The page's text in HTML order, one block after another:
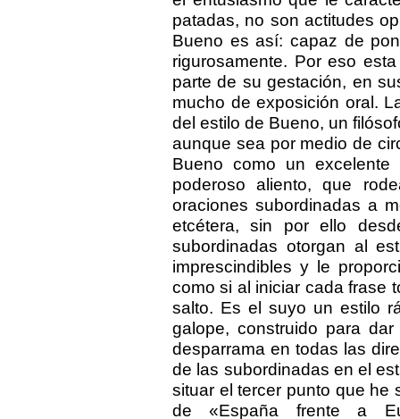
patadas, no son actitudes
Bueno es así: capaz de
rigurosamente. Por eso
parte de su gestación, en
mucho de exposición oral.
del estilo de Bueno, un
aunque sea por medio de
Bueno como un
poderoso aliento, que
oraciones subordinadas a
etcétera, sin por ello
subordinadas otorgan al
imprescindibles y le
como si al iniciar cada frase
salto. Es el suyo un estilo
galope, construido para
desparrama en todas las
de las subordinadas en el
situar el tercer punto que he
de «España frente a